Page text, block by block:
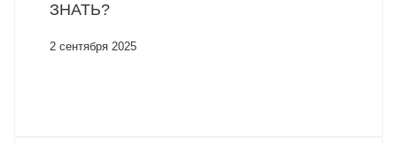
ЗНАТЬ?
2 сентября 2025